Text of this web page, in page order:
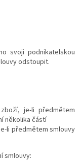
svoji podnikatelskou
odstoupit.
je-li předmětem
několika částí
li předmětem smlouvy
smlouvy: